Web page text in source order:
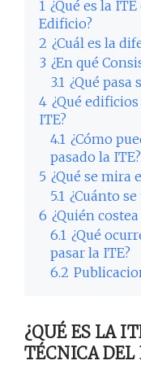
1 ¿Qué es la
Edificio?
2 ¿Cuál es la
3 ¿En qué
3.1 ¿Qué pasa
4 ¿Qué
ITE?
4.1 ¿Cómo
pasado la ITE?
5 ¿Qué se mira
5.1 ¿Cuánto
6 ¿Quién
6.1 ¿Qué
pasar la ITE?
6.2
¿QUÉ ES LA
TÉCNICA DEL